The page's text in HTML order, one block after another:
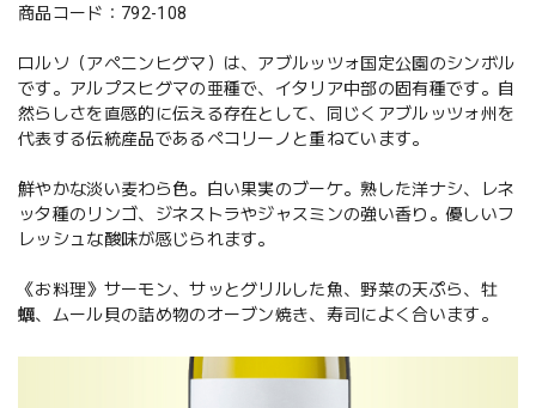
商品コード：792-108
ロルソ（アペニンヒグマ）は、アブルッツォ国定公園のシンボル
です。アルプスヒグマの亜種で、イタリア中部の固有種です。自
然らしさを直感的に伝える存在として、同じくアブルッツォ州を
代表する伝統産品であるペコリーノと重ねています。
鮮やかな淡い麦わら色。白い果実のブーケ。熟した洋ナシ、レネ
ッタ種のリンゴ、ジネストラやジャスミンの強い香り。優しいフ
レッシュな酸味が感じられます。
《お料理》サーモン、サッとグリルした魚、野菜の天ぷら、牡
蠣、ムール貝の詰め物のオーブン焼き、寿司によく合います。